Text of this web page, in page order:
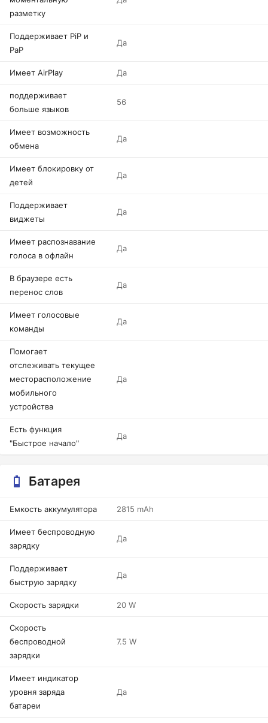
разметку
Поддерживает PiP и
PaP
Да
Имеет AirPlay Да
поддерживает
больше языков
56
Имеет возможность
обмена
Да
Имеет блокировку от
детей
Да
Поддерживает
виджеты
Да
Имеет распознавание
голоса в офлайн
Да
В браузере есть
перенос слов
Да
Имеет голосовые
команды
Да
Помогает
отслеживать текущее
месторасположение
мобильного
устройства
Да
Есть функция
"Быстрое начало"
Да
Батарея
Емкость аккумулятора 2815 mAh
Имеет беспроводную
зарядку
Да
Поддерживает
быструю зарядку
Да
Скорость зарядки 20 W
Скорость
беспроводной
зарядки
7.5 W
Имеет индикатор
уровня заряда
батареи
Да